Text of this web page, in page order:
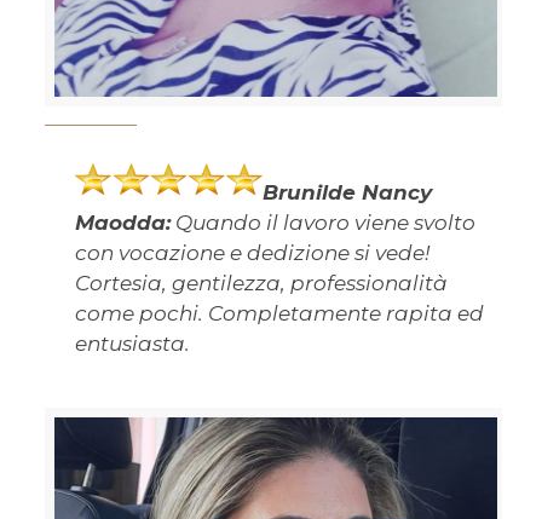
Brunilde Nancy
Maodda:Quando il lavoro viene svolto
con vocazione e dedizione si vede!
Cortesia, gentilezza, professionalità
come pochi. Completamente rapita ed
entusiasta.